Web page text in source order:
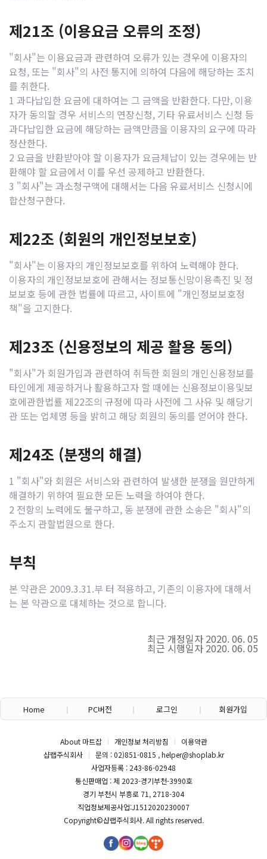
제21조 (이용요금 오류의 조정)
"회사"는 이용요금과 관련하여 오류가 있는 경우에 이용자의
요청, 또는 "회사"의 사전 통지에 의하여 다음에 해당하는 조치
를 취한다.
1 과다납입한 요금에 대하여는 그 금액을 반환한다. 다만, 이용
자가 동의할 경우 서비스의 연장신청, 기타 유료서비스 신청 등
과다납입한 요금에 해당하는 금액만큼을 이용자의 요구에 따라
정산한다.
2 요금을 반환받아야 할 이용자가 요금체납이 있는 경우에는 반
환해야 할 요금에서 이를 우선 공제하고 반환한다.
3 "회사"는 과소청구액에 대해서는 다음 유료서비스 신청시에
합산청구한다.
제22조 (회원의 개인정보보호)
"회사"는 이용자의 개인정보보호를 위하여 노력해야 한다.
이용자의 개인정보보호에 관해서는 정보통신망이용촉진 및 정
보보호 등에 관한 법률에 따르고, 사이트에 "개인정보보호정
책"을 고지한다.
제23조 (신용정보의 제공 활용 동의)
"회사"가 회원가입과 관련하여 취득한 회원의 개인신용정보를
타인에게 제공하거나 활용하고자 할 때에는 신용정보이용및보
호에관한법률 제22조의 규정에 따라 사전에 그 사유 및 해당기
관 또는 업체명 등을 밝히고 해당 회원의 동의를 얻어야 한다.
제24조 (분쟁의 해결)
1 "회사"와 회원은 서비스와 관련하여 발생한 분쟁을 원만하게
해결하기 위하여 필요한 모든 노력을 하여야 한다.
2 전항의 노력에도 불구하고, 동 분쟁에 관한 소송은 "회사"의
주소지 관할법원으로 한다.
부칙
본 약관은 2009.3.31.부 터 적용하고, 기존의 이용자에 대해서
는 본 약관으로 대체하는 것으로 합니다.
최근 개정일자 2020. 06. 05
최근 시행일자 2020. 06. 05
Home PC버전 로그인 회원가입
About 마트잡 개인정보 처리방침
이용약관
샵랩주식회사
문의 : 02)851-0815 , helper@shoplab.kr
사업자등록 : 243-86-02948
통신판매업 : 제 2023-경기부천-3990호
경기 부천시 부흥로 71, 2718-304
직업정보제공사업:J1512020230007
Copyright©샵랩주식회사. All rights reserved.